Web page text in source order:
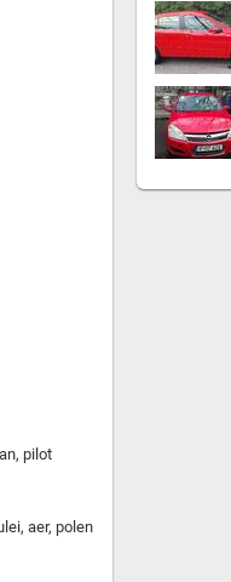
pilot
aer, polen